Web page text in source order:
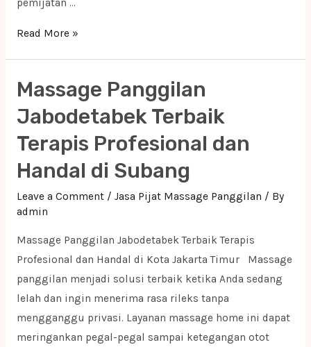
pemijatan …
Massage
Terbaik
Terapis
dan
Handal
Tarogong
Read More »
Massage Panggilan
Jabodetabek Terbaik
Terapis Profesional dan
Handal di Subang
Leave a Comment / Jasa Pijat Massage Panggilan / By
admin
Massage Panggilan Jabodetabek Terbaik Terapis
Profesional dan Handal di Kota Jakarta Timur Massage
panggilan menjadi solusi terbaik ketika Anda sedang
lelah dan ingin menerima rasa rileks tanpa
mengganggu privasi. Layanan massage home ini dapat
meringankan pegal-pegal sampai ketegangan otot